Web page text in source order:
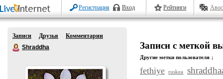
Регистрация Вход Рейтинги
Записи Друзья
Комментарии
Shraddha
Записи с меткой
Другие метки пользователя ↓
fethiye ruskea